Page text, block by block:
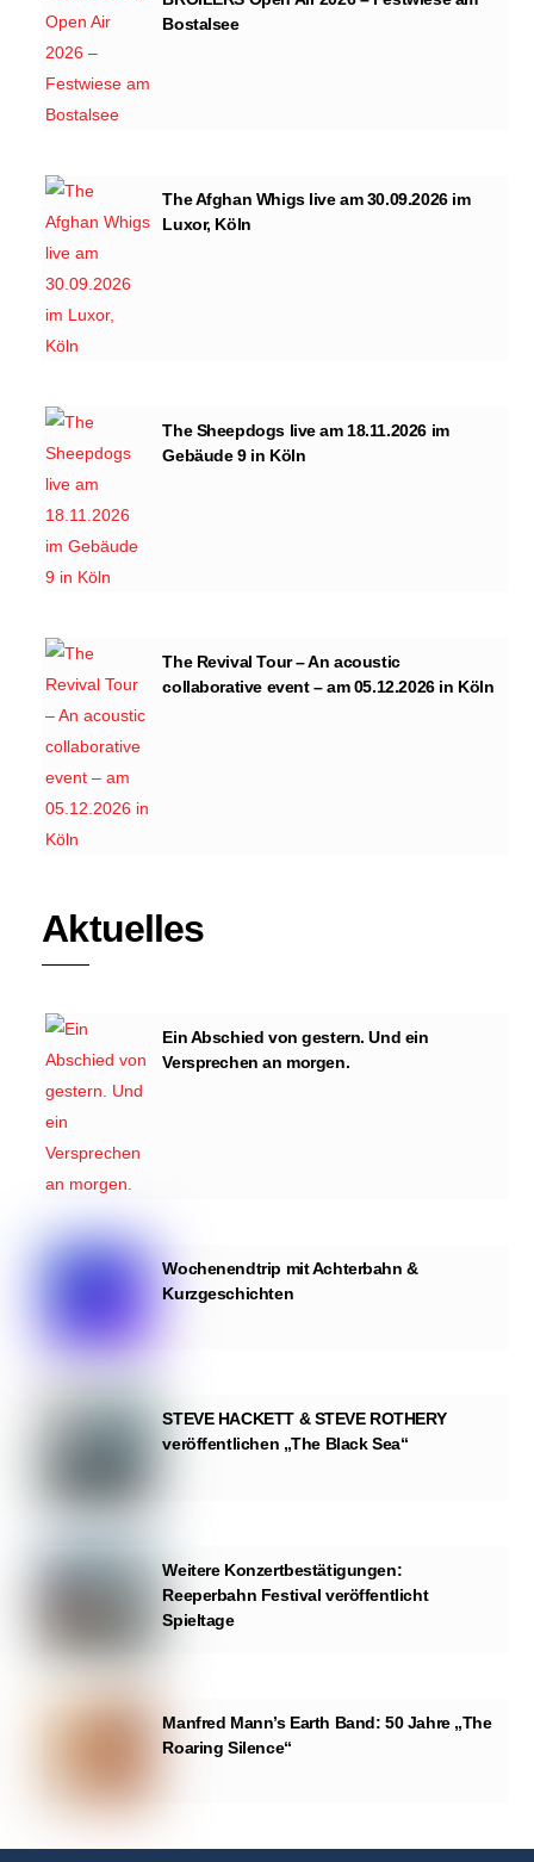
Bostalsee
The Afghan Whigs live am 30.09.2026 im
Luxor, Köln
The Sheepdogs live am 18.11.2026 im
Gebäude 9 in Köln
The Revival Tour – An acoustic
collaborative event – am 05.12.2026 in Köln
Aktuelles
Ein Abschied von gestern. Und ein
Versprechen an morgen.
Wochenendtrip mit Achterbahn &
Kurzgeschichten
STEVE HACKETT & STEVE ROTHERY
veröffentlichen „The Black Sea“
Weitere Konzertbestätigungen:
Reeperbahn Festival veröffentlicht
Spieltage
Manfred Mann’s Earth Band: 50 Jahre „The
Roaring Silence“